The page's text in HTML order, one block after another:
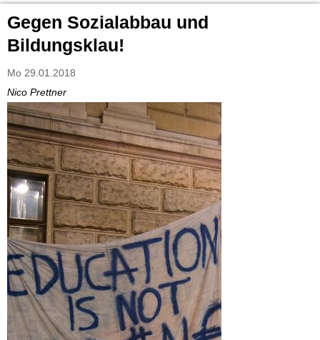
Gegen Sozialabbau und
Bildungsklau!
Mo 29.01.2018
Nico Prettner